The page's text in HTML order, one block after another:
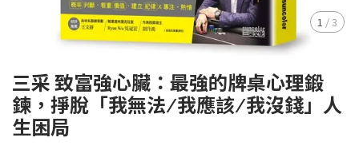
1 /3
三采 致富強心臟：最強的牌桌心理鍛
鍊，掙脫「我無法 ⁄ 我應該 ⁄ 我沒錢」人
生困局